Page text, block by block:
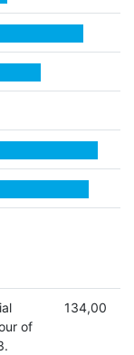
of
134,00